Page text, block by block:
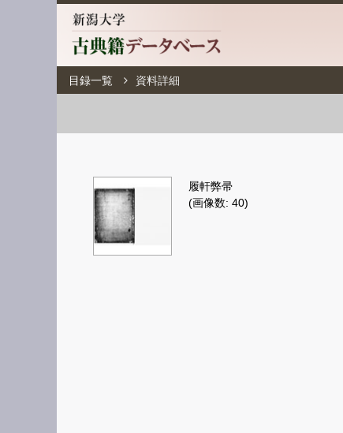
目録一覧 資料詳細
履軒弊帚
(画像数: 40)